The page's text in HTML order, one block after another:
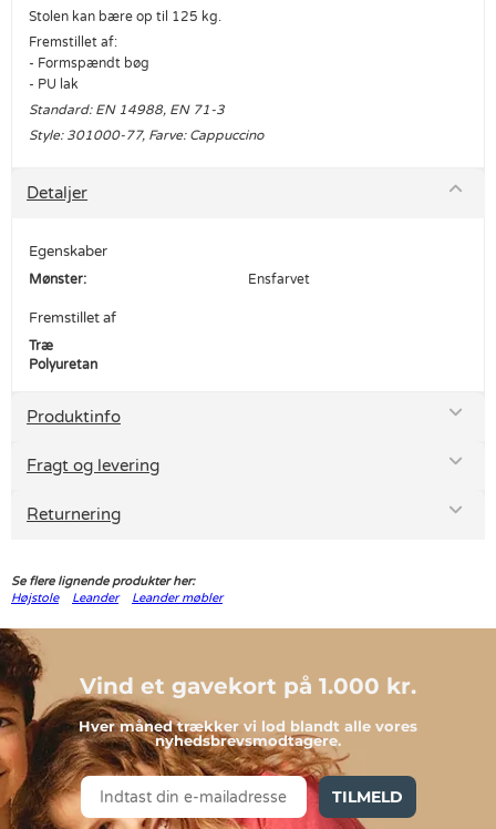
Stolen kan bære op til 125 kg.
Fremstillet af:
- Formspændt bøg
- PU lak
Standard: EN 14988, EN 71-3
Style: 301000-77, Farve: Cappuccino
Detaljer
Egenskaber
Mønster: Ensfarvet
Fremstillet af
Træ
Polyuretan
Produktinfo
Fragt og levering
Returnering
Se flere lignende produkter her:
Højstole
Leander Leander møbler
Vind et gavekort på 1.000 kr.
Hver måned trækker vi lod blandt alle vores
nyhedsbrevsmodtagere.
TILMELD